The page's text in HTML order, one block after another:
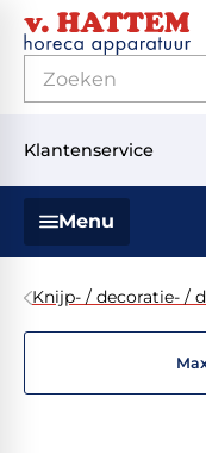
Klantenservice
Menu
Knijp- / decoratie- /